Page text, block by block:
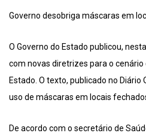
Governo desobriga máscaras em
O Governo do Estado publicou,
com novas diretrizes para o
Estado. O texto, publicado no Diário
uso de máscaras em locais
De acordo com o secretário de